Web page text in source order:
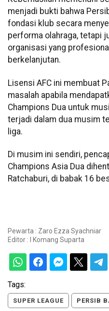
menjadi bukti bahwa
fondasi klub secara
performa olahraga, tetapi
organisasi yang
berkelanjutan.
Lisensi AFC ini membuat
masalah apabila
Champions Dua untuk
terjadi dalam dua musim
liga.
Di musim ini sendiri,
Champions Asia Dua
Ratchaburi, di babak 16
Pewarta : Zaro Ezza Syachniar
Editor :
I Komang Suparta
Tags:
SUPER LEAGUE PERSIB